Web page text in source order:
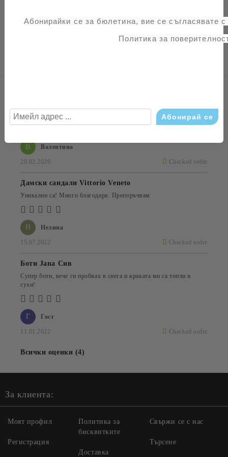
Вътрешна част: естествена кожа
В Валентина
28.02.2026 Checked order
Любимата ми марка, благодаря отново!
Н Нелина
15.07.2022 Checked order
Дамски сандали Vittorio Veneto
Уникални са! Много благодаря. Препоръчвам
Г Гост
11.01.2022 Checked order
Боти Jana Сив
Супер боти, вече ги пробвах в снега и краката ми са топли и
сухи!
Всички оценки (4)
За клиента:
Моят профил
Регистрация
Политика за
бисквитките
Доставка
Свържи се с нас
Търсене
Абонирайки се за бюлетина, вие се съгласявате
Политика за